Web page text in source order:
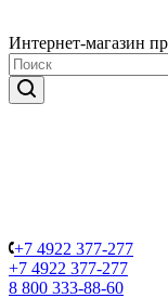
Интернет-магазин
+7 4922 377-277
+7 4922 377-277
8 800 333-88-60